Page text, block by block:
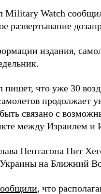
Military Watch
развертывание
издания,
пишет, что уже 30
продолжает
связано с
между Израилем и
Пентагона Пит
на Ближний
, что